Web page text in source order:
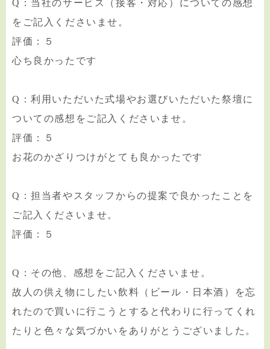
Q：当社のサービス（接客・対応）についての感想
をご記入くださいませ。
評価：５
心ち良かったです
Q：利用いただいた式場やお選びいただいた祭壇に
ついての感想をご記入くださいませ。
評価：５
お花のかざりつけがとても良かったです
Q：担当者やスタッフからの提案で良かったことを
ご記入くださいませ。
評価：５
Q：その他、感想をご記入くださいませ。
故人の供え物にしたい飲料（ビール・日本酒）を忘
れたので買いに行こうとすると代わりに行ってくれ
たりと色々な気づかいをありがとうございました。